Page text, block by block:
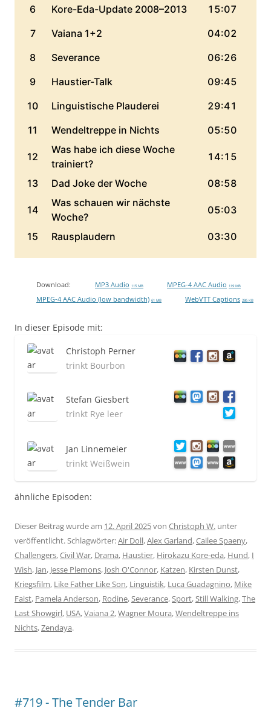
Download: MP3 Audio 115 MB MPEG-4 AAC Audio 119 MB
MPEG-4 AAC Audio (low bandwidth) 61 MB WebVTT Captions 286 KB
In dieser Episode mit:
Christoph Perner
trinkt Bourbon
Stefan Giesbert
trinkt Rye leer
Jan Linnemeier
trinkt Weißwein
ähnliche Episoden:
Dieser Beitrag wurde am 12. April 2025von Christoph W. unter
veröffentlicht. Schlagwörter:Air Doll,Alex Garland,Cailee Spaeny,
Challengers,Civil War, Drama, Haustier, Hirokazu Kore-eda, Hund, I
Wish, Jan, Jesse Plemons, Josh O'Connor, Katzen, Kirsten Dunst,
Kriegsfilm, Like Father Like Son, Linguistik, Luca Guadagnino, Mike
Faist, Pamela Anderson, Rodine,Severance,Sport,Still Walking,The
Last Showgirl, USA,Vaiana 2,Wagner Moura,Wendeltreppe ins
Nichts,Zendaya.
#719 - The Tender Bar